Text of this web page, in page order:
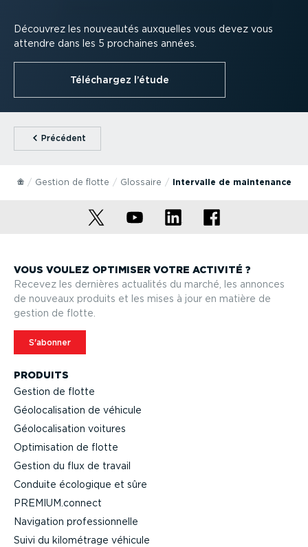
Découvrez les nouveautés auxquelles vous devez vous
attendre dans les 5 prochaines années.
Téléchargez l’étude
⁠Précédent
Gestion de flotte Glossaire Intervalle de maintenance
PRODUITS
Gestion de flotte
Géolo­ca­li­sation de véhicule
Géolo­ca­li­sation voitures
Optimi­sation de flotte
Gestion du flux de travail
Conduite écologique et sûre
PREMIUM.connect
Navigation profes­sion­nelle
Suivi du kilométrage véhicule
VOUS VOULEZ OPTIMISER VOTRE ACTIVITÉ ?
Recevez les dernières actualités du marché, les annonces
de nouveaux produits et les mises à jour en matière de
gestion de flotte.
S'abonner